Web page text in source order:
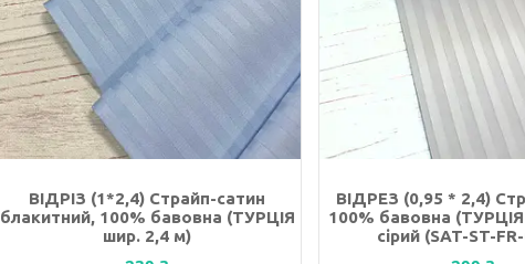
ВІДРІЗ (1*2,4) Страйп-сатин
блакитний, 100% бавовна (ТУРЦІЯ
шир. 2,4 м)
ВІДРЕЗ (0,95 * 2,4)
100% бавовна
сірий (SAT-ST-